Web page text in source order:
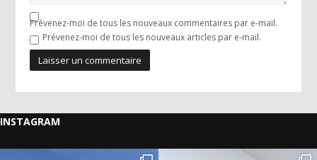
Prévenez-moi de tous les nouveaux commentaires par e-mail.
Prévenez-moi de tous les nouveaux articles par e-mail.
INSTAGRAM